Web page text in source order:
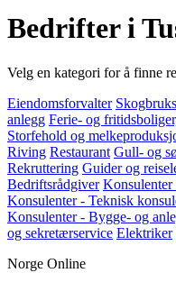
Bedrifter i
Velg en kategori for å finne
Eiendomsforvalter
anlegg Ferie- og
Storfehold og
Riving Restaurant Gull- og
Rekruttering Guider og
Bedriftsrådgiver
Konsulenter - Teknisk
Konsulenter - Bygge- og
og sekretærservice Elektriker
Norge Online